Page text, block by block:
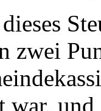
zwei
war,